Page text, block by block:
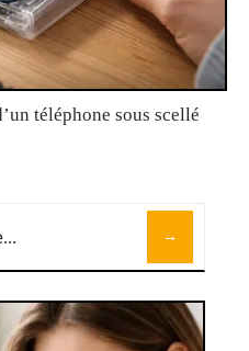
téléphone sous scellé